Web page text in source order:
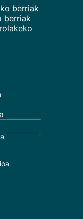
berriak
berriak